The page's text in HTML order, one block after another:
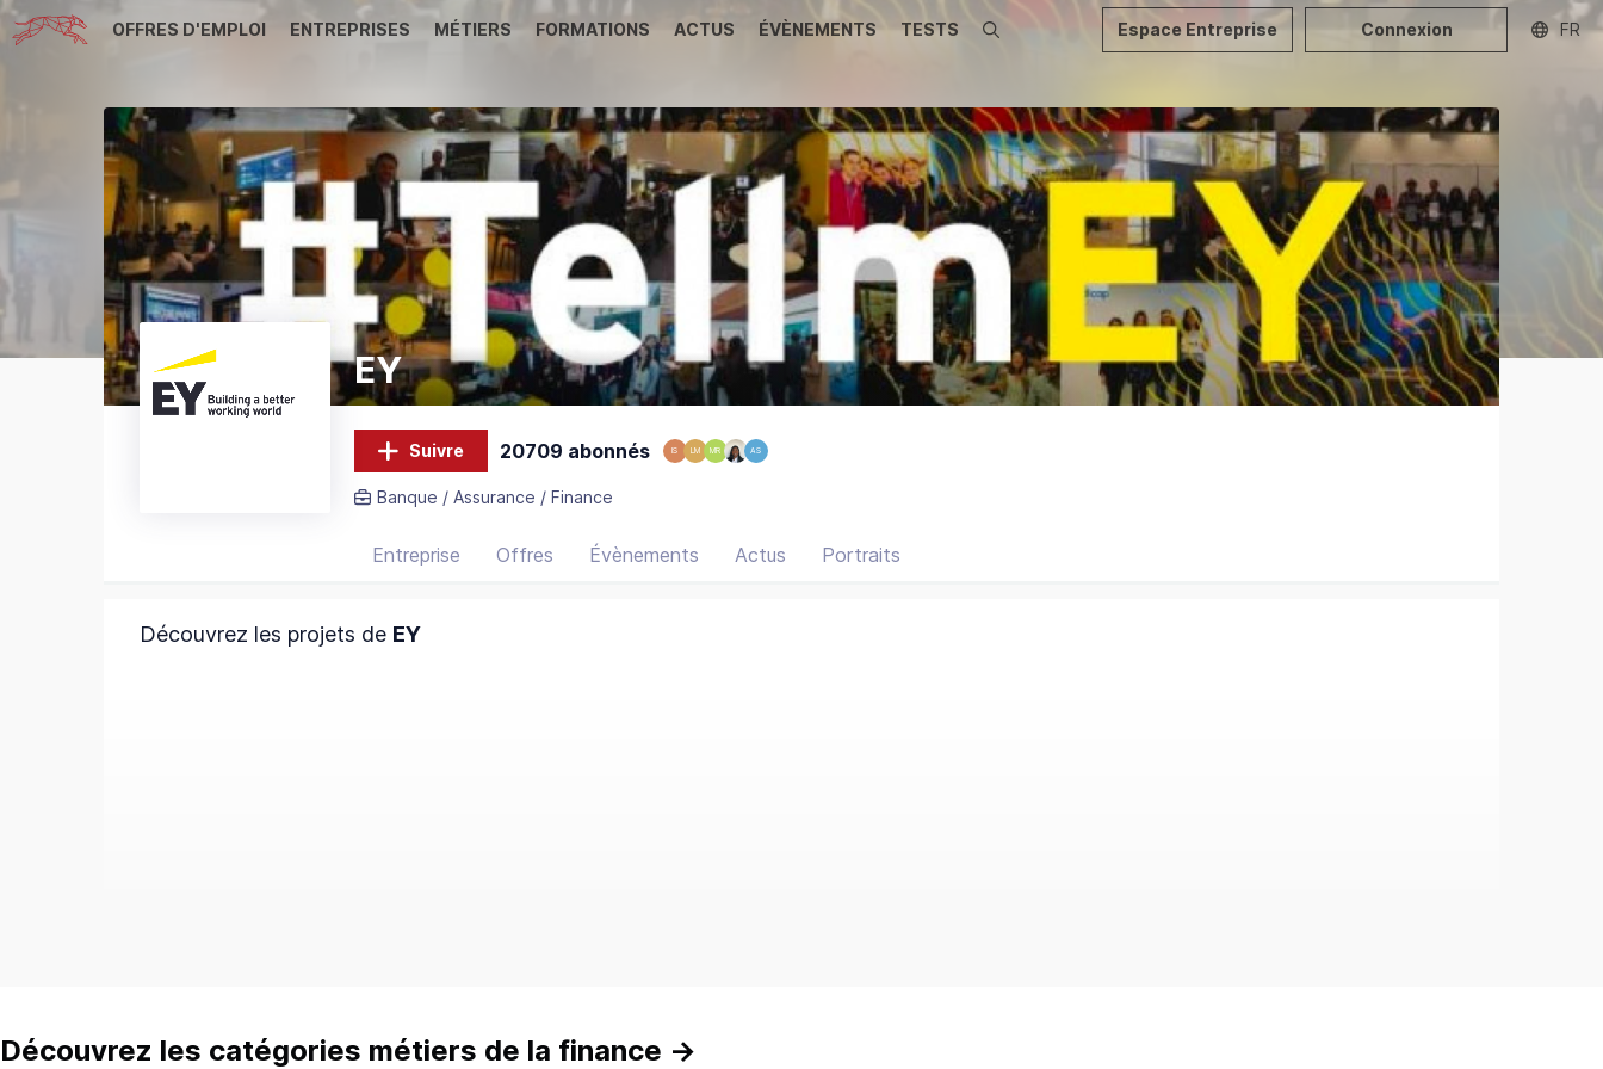
OFFRES D'EMPLOI ENTREPRISES MÉTIERS FORMATIONS ACTUS ÉVÈNEMENTS TESTS Recherche Espace Entreprise Connexion FR
EY
Suivre 20709 abonnés IS LM MR AS
Banque / Assurance / Finance
Entreprise Offres Évènements Actus Portraits
Découvrez les projets de EY
Découvrez les catégories métiers de la finance →